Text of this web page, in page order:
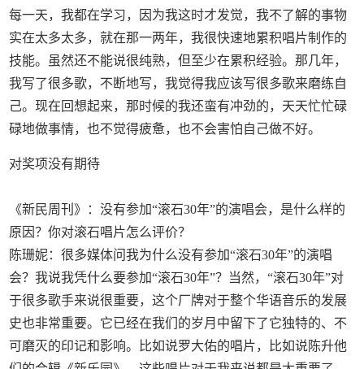
每一天，我都在学习，因为我这时才发觉，我不了解的事物
实在太多太多，就在那一两年，我很快速地累积唱片制作的
技能。虽然还不能说很纯熟，但至少在累积经验。那几年，
我写了很多歌，不断地写，我觉得我应该写很多歌来磨练自
己。现在回想起来，那时候的我还蛮有冲劲的，天天忙忙碌
碌地做事情，也不觉得疲惫，也不会害怕自己做不好。
对奖项没有期待
《新民周刊》：没有参加“滚石30年”的演唱会，是什么样的
原因？你对滚石唱片怎么评价？
陈珊妮：很多媒体问我为什么没有参加“滚石30年”的演唱
会？我说我凭什么要参加“滚石30年”？当然，“滚石30年”对
于很多歌手来说很重要，这个厂牌对于整个华语音乐的发展
史也非常重要。它已经在我们的岁月中留下了它独特的、不
可磨灭的印记和影响。比如说罗大佑的唱片，比如说陈升他